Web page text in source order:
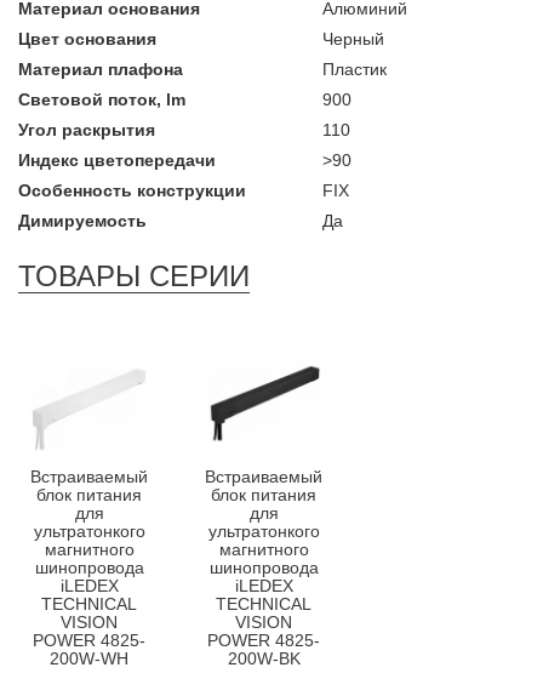
Материал основания
Алюминий
Цвет основания
Черный
Материал плафона
Пластик
Световой поток, lm
900
Угол раскрытия
110
Индекс цветопередачи
>90
Особенность конструкции
FIX
Димируемость
Да
ТОВАРЫ СЕРИИ
Встраиваемый
блок питания
для
ультратонкого
магнитного
шинопровода
iLEDEX
TECHNICAL
VISION
POWER 4825-
200W-WH
Встраиваемый
блок питания
для
ультратонкого
магнитного
шинопровода
iLEDEX
TECHNICAL
VISION
POWER 4825-
200W-BK